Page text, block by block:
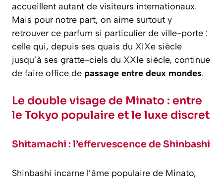
accueillent autant de visiteurs internationaux.
Mais pour notre part, on aime surtout y
retrouver ce parfum si particulier de ville-porte :
celle qui, depuis ses quais du XIXe siècle
jusqu’à ses gratte-ciels du XXIe siècle, continue
de faire office de passage entre deux mondes.
Le double visage de Minato : entre
le Tokyo populaire et le luxe discret
Shitamachi : l’effervescence de Shinbashi
Shinbashi incarne l’âme populaire de Minato,